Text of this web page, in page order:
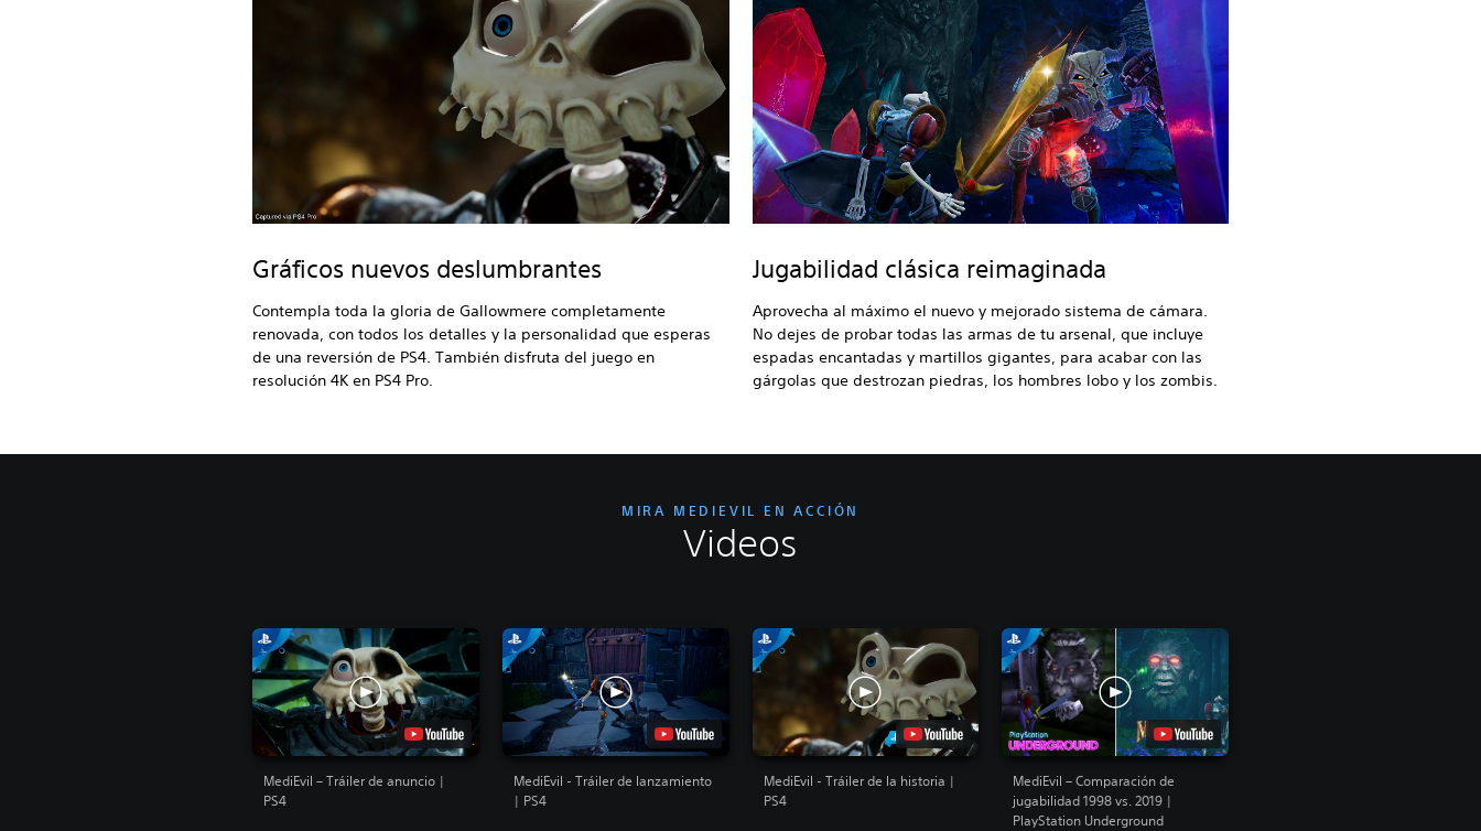
Gráficos nuevos deslumbrantes
Contempla toda la gloria de Gallowmere completamente
renovada, con todos los detalles y la personalidad que esperas
de una reversión de PS4. También disfruta del juego en
resolución 4K en PS4 Pro.
Jugabilidad clásica reimaginada
Aprovecha al máximo el nuevo y mejorado sistema de cámara.
No dejes de probar todas las armas de tu arsenal, que incluye
espadas encantadas y martillos gigantes, para acabar con las
gárgolas que destrozan piedras, los hombres lobo y los zombis.
MIRA MEDIEVIL EN ACCIÓN
Videos
MediEvil – Tráiler de anuncio |
PS4
MediEvil - Tráiler de lanzamiento
| PS4
MediEvil - Tráiler de la historia |
PS4
MediEvil – Comparación de
jugabilidad 1998 vs. 2019 |
PlayStation Underground